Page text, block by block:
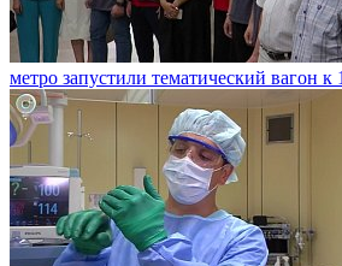
метро запустили тематический вагон